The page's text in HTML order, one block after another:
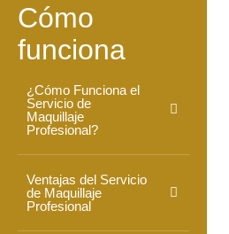
Cómo
funciona
¿Cómo Funciona el
Servicio de
Maquillaje
Profesional?
Ventajas del Servicio
de Maquillaje
Profesional